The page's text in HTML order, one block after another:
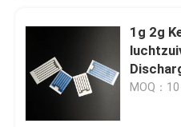
1g 2g
MOQ：